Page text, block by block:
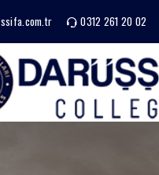
0312 261 20 02